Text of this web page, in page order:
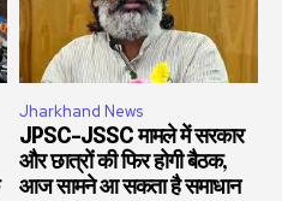
Jharkhand News
JPSC-JSSC मामले में सरकार
और छात्रों की फिर होगी बैठक,
आज सामने आ सकता है समाधान